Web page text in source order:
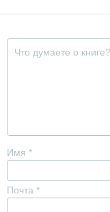
Имя *
Почта *